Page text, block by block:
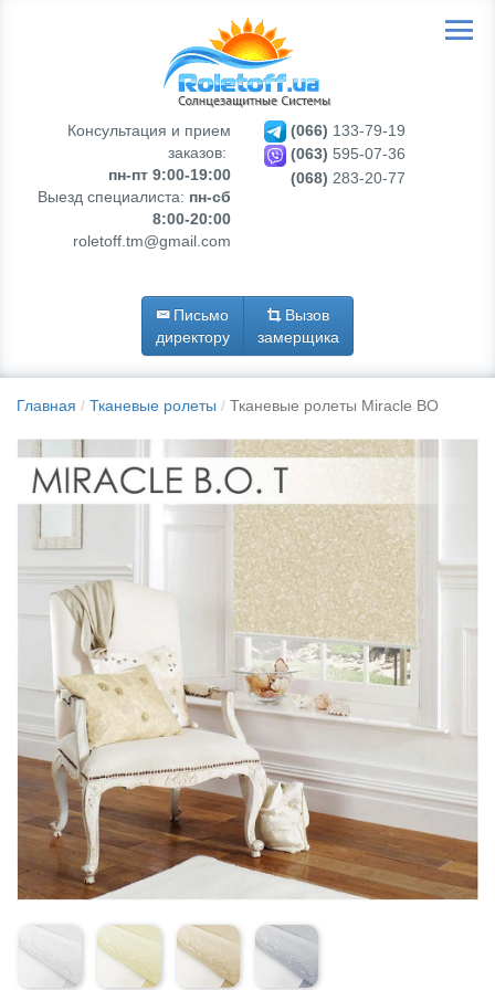
Консультация и прием
заказов:
пн-пт 9:00-19:00
Выезд специалиста: пн-сб
8:00-20:00
roletoff.tm@gmail.com
(066) 133-79-19
(063) 595-07-36
(068) 283-20-77
Письмо
директору
Вызов
замерщика
Главная Тканевые ролеты Тканевые ролеты Miracle BO